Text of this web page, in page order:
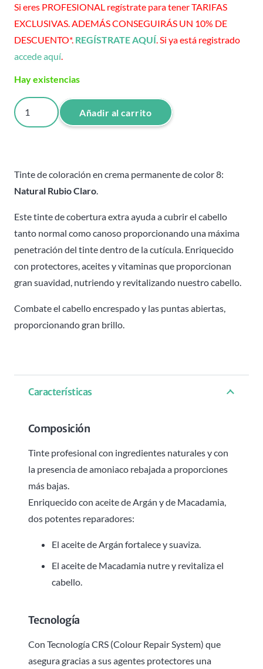
Si eres PROFESIONAL regístrate para tener TARIFAS
EXCLUSIVAS. ADEMÁS CONSEGUIRÁS UN 10% DE
DESCUENTO*. REGÍSTRATE AQUÍ. Si ya está registrado
accede aquí.
Hay existencias
Tinte
Rubio
Attraxtion
-
cantidad
Añadir al carrito
Tinte de coloración en crema permanente de color 8:
Natural Rubio Claro
Este tinte de cobertura extra ayuda a cubrir el cabello
tanto normal como canoso proporcionando una máxima
penetración del tinte dentro de la cutícula. Enriquecido
con protectores, aceites y vitaminas que proporcionan
gran suavidad, nutriendo y revitalizando nuestro cabello.
Combate el cabello encrespado y las puntas abiertas,
proporcionando gran brillo.
Características
Composición
Tinte profesional con ingredientes naturales y con
la presencia de amoniaco rebajada a proporciones
más bajas.
Enriquecido con aceite de Argán y de Macadamia,
dos potentes reparadores:
El aceite de Argán fortalece y suaviza.
El aceite de Macadamia nutre y revitaliza el
cabello.
Tecnología
Con Tecnología CRS (Colour Repair System) que
asegura gracias a sus agentes protectores una